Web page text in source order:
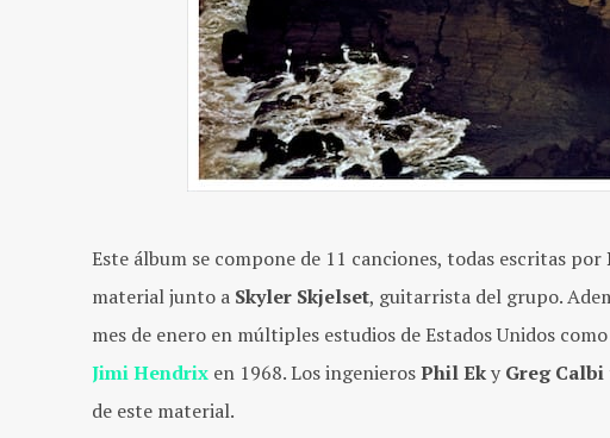
Este álbum se compone de 11 canciones, todas escritas por
material junto a Skyler Skjelset, guitarrista del grupo.
mes de enero en múltiples estudios de Estados Unidos
Jimi Hendrix en 1968. Los ingenierosPhil Eky Greg Calbi
de este material.